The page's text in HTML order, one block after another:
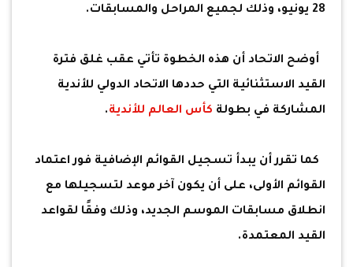
28 يونيو، وذلك لجميع المراحل والمسابقات.
أوضح الاتحاد أن هذه الخطوة تأتي عقب غلق فترة
القيد الاستثنائية التي حددها الاتحاد الدولي للأندية
المشاركة في بطولة كأس العالم للأندية.
كما تقرر أن يبدأ تسجيل القوائم الإضافية فور اعتماد
القوائم الأولى، على أن يكون آخر موعد لتسجيلها مع
انطلاق مسابقات الموسم الجديد، وذلك وفقًا لقواعد
القيد المعتمدة.